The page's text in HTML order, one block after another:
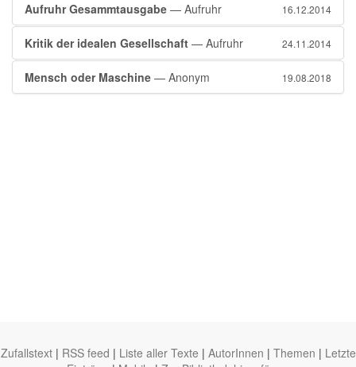
Aufruhr Gesammtausgabe — Aufruhr 16.12.2014
Kritik der idealen Gesellschaft — Aufruhr 24.11.2014
Mensch oder Maschine — Anonym 19.08.2018
Zufallstext | RSS feed | Liste aller Texte | AutorInnen | Themen | Letzte